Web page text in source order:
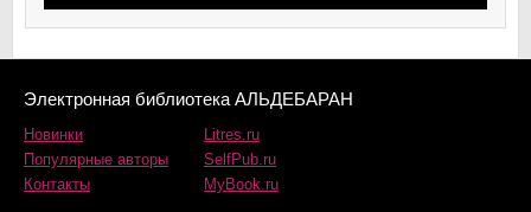
Электронная библиотека АЛЬДЕБАРАН
Новинки
Популярные авторы
Контакты
Litres.ru
SelfPub.ru
MyBook.ru